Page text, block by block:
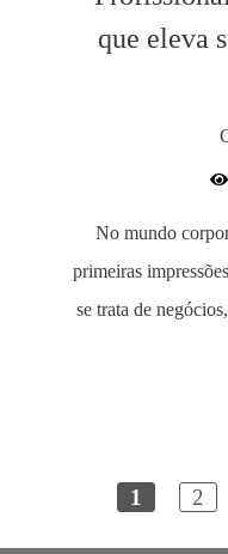
que eleva
No mundo
primeiras
se trata de
1 2